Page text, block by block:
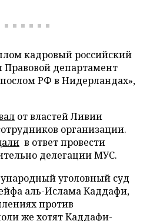
кадровый российский
Правовой департамент
РФ в Нидерландах»,
от властей Ливии
организации.
в ответ провести
делегации МУС.
уголовный суд
аль-Ислама Каддафи,
против
же хотят Каддафи-